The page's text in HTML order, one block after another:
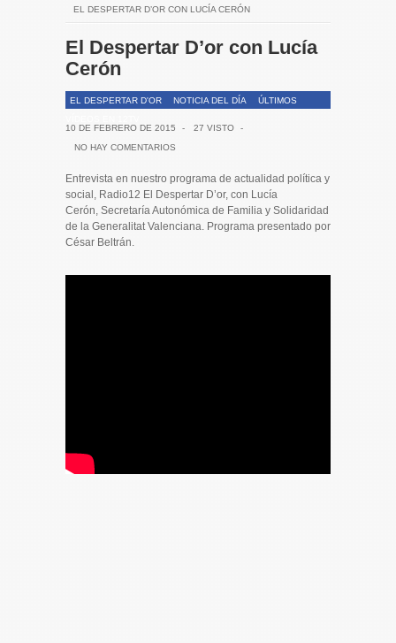
EL DESPERTAR D’OR CON LUCÍA CERÓN
El Despertar D’or con Lucía
Cerón
EL DESPERTAR D'OR NOTICIA DEL DÍA
ÚLTIMOS
10 DE FEBRERO DE 2015
- 27 VISTO
-
NO HAY COMENTARIOS
Entrevista en nuestro programa de actualidad política y
social, Radio12 El Despertar D’or, con Lucía
Cerón, Secretaría Autonómica de Familia y Solidaridad
de la Generalitat Valenciana. Programa presentado por
César Beltrán.